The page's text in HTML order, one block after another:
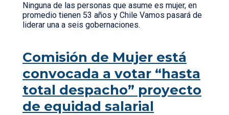
Ninguna de las personas que asume es mujer, en
promedio tienen 53 años y Chile Vamos pasará de
liderar una a seis gobernaciones.
Comisión de Mujer está
convocada a votar “hasta
total despacho” proyecto
de equidad salarial